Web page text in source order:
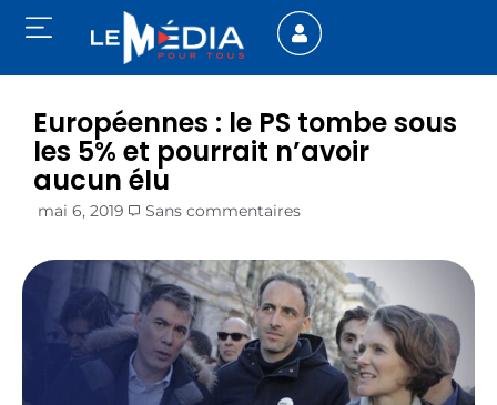
Européennes : le PS tombe sous
les 5% et pourrait n’avoir
aucun élu
mai 6, 2019 Sans commentaires